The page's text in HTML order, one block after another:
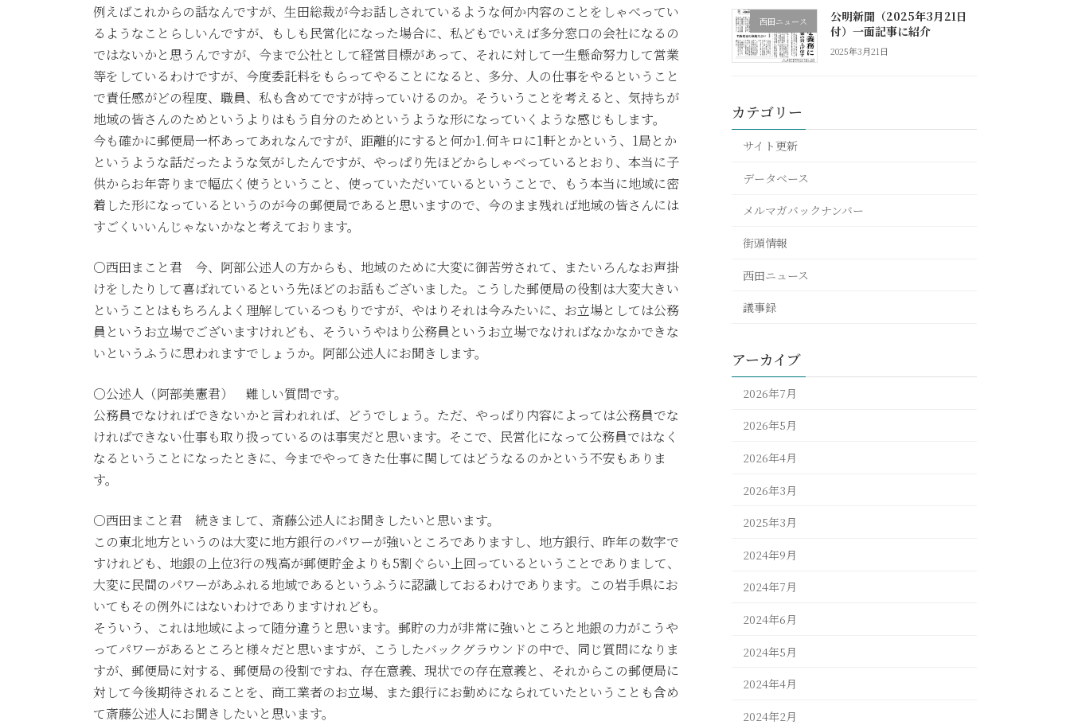
例えばこれからの話なんですが、生田総裁が今お話しされているような何か内容のことをしゃべってい
るようなことらしいんですが、もしも民営化になった場合に、私どもでいえば多分窓口の会社になるの
ではないかと思うんですが、今まで公社として経営目標があって、それに対して一生懸命努力して営業
等をしているわけですが、今度委託料をもらってやることになると、多分、人の仕事をやるということ
で責任感がどの程度、職員、私も含めてですが持っていけるのか。そういうことを考えると、気持ちが
地域の皆さんのためというよりはもう自分のためというような形になっていくような感じもします。
今も確かに郵便局一杯あってあれなんですが、距離的にすると何か1.何キロに1軒とかという、1局とか
というような話だったような気がしたんですが、やっぱり先ほどからしゃべっているとおり、本当に子
供からお年寄りまで幅広く使うということ、使っていただいているということで、もう本当に地域に密
着した形になっているというのが今の郵便局であると思いますので、今のまま残れば地域の皆さんには
すごくいいんじゃないかなと考えております。
○西田まこと君 今、阿部公述人の方からも、地域のために大変に御苦労されて、またいろんなお声掛
けをしたりして喜ばれているという先ほどのお話もございました。こうした郵便局の役割は大変大きい
ということはもちろんよく理解しているつもりですが、やはりそれは今みたいに、お立場としては公務
員というお立場でございますけれども、そういうやはり公務員というお立場でなければなかなかできな
いというふうに思われますでしょうか。阿部公述人にお聞きします。
○公述人（阿部美憲君） 難しい質問です。
公務員でなければできないかと言われれば、どうでしょう。ただ、やっぱり内容によっては公務員でな
ければできない仕事も取り扱っているのは事実だと思います。そこで、民営化になって公務員ではなく
なるということになったときに、今までやってきた仕事に関してはどうなるのかという不安もありま
す。
○西田まこと君 続きまして、斎藤公述人にお聞きしたいと思います。
この東北地方というのは大変に地方銀行のパワーが強いところでありますし、地方銀行、昨年の数字で
すけれども、地銀の上位3行の残高が郵便貯金よりも5割ぐらい上回っているということでありまして、
大変に民間のパワーがあふれる地域であるというふうに認識しておるわけであります。この岩手県にお
いてもその例外にはないわけでありますけれども。
そういう、これは地域によって随分違うと思います。郵貯の力が非常に強いところと地銀の力がこうや
ってパワーがあるところと様々だと思いますが、こうしたバックグラウンドの中で、同じ質問になりま
すが、郵便局に対する、郵便局の役割ですね、存在意義、現状での存在意義と、それからこの郵便局に
対して今後期待されることを、商工業者のお立場、また銀行にお勤めになられていたということも含め
て斎藤公述人にお聞きしたいと思います。
西田ニュース
公明新聞（2025年3月21日
付）一面記事に紹介
2025年3月21日
カテゴリー
サイト更新
データベース
メルマガバックナンバー
街頭情報
西田ニュース
議事録
アーカイブ
2026年7月
2026年5月
2026年4月
2026年3月
2025年3月
2024年9月
2024年7月
2024年6月
2024年5月
2024年4月
2024年2月